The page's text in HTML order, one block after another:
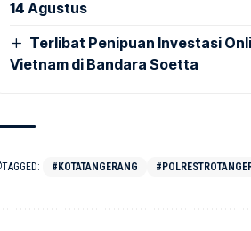
14 Agustus
Terlibat Penipuan Investasi
Vietnam di Bandara Soetta
TAGGED: #KOTATANGERANG